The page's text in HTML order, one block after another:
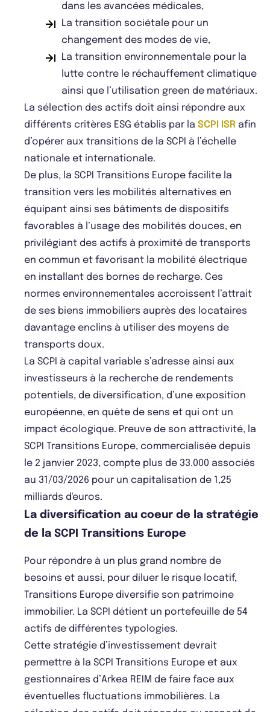
dans les avancées médicales,
La transition sociétale pour un
changement des modes de vie,
La transition environnementale pour la
lutte contre le réchauffement climatique
ainsi que l’utilisation green de matériaux.
La sélection des actifs doit ainsi répondre aux
différents critères ESG établis par la SCPI ISR afin
d’opérer aux transitions de la SCPI à l’échelle
nationale et internationale.
De plus, la SCPI Transitions Europe facilite la
transition vers les mobilités alternatives en
équipant ainsi ses bâtiments de dispositifs
favorables à l’usage des mobilités douces, en
privilégiant des actifs à proximité de transports
en commun et favorisant la mobilité électrique
en installant des bornes de recharge. Ces
normes environnementales accroissent l’attrait
de ses biens immobiliers auprès des locataires
davantage enclins à utiliser des moyens de
transports doux.
La SCPI à capital variable s’adresse ainsi aux
investisseurs à la recherche de rendements
potentiels, de diversification, d’une exposition
européenne, en quête de sens et qui ont un
impact écologique. Preuve de son attractivité, la
SCPI Transitions Europe, commercialisée depuis
le 2 janvier 2023, compte plus de 33.000 associés
au 31/03/2026 pour un capitalisation de 1,25
milliards d'euros.
La diversification au coeur de la stratégie
de la SCPI Transitions Europe
Pour répondre à un plus grand nombre de
besoins et aussi, pour diluer le risque locatif,
Transitions Europe diversifie son patrimoine
immobilier. La SCPI détient un portefeuille de 54
actifs de différentes typologies.
Cette stratégie d’investissement devrait
permettre à la SCPI Transitions Europe et aux
gestionnaires d’Arkea REIM de faire face aux
éventuelles fluctuations immobilières. La